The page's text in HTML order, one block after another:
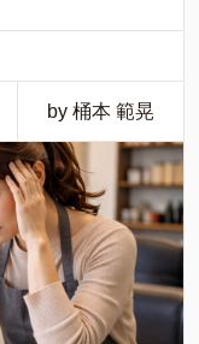
by 桶本 範晃